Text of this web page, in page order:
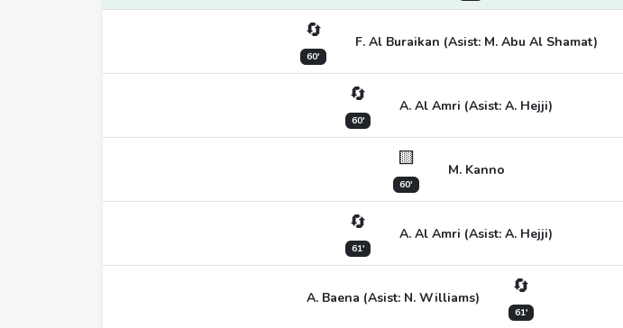
🔄
60'
F. Al Buraikan (Asist: M. Abu Al Shamat)
🔄
60'
A. Al Amri (Asist: A. Hejji)
🟨
60'
M. Kanno
🔄
61'
A. Al Amri (Asist: A. Hejji)
A. Baena (Asist: N. Williams) 🔄
61'